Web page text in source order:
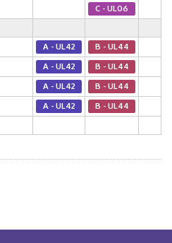
C - UL06
A - UL42 B - UL44
A - UL42 B - UL44
A - UL42 B - UL44
A - UL42 B - UL44